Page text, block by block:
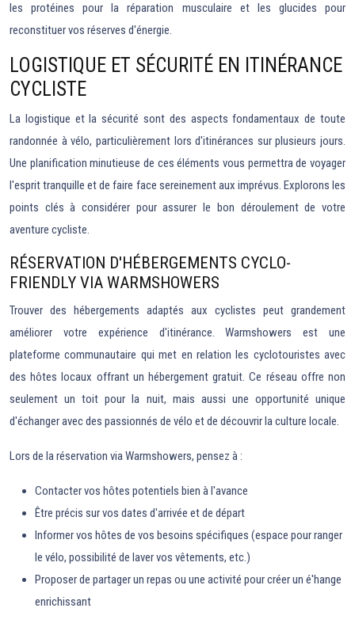
les protéines pour la réparation musculaire et les glucides pour
reconstituer vos réserves d'énergie.
LOGISTIQUE ET SÉCURITÉ EN ITINÉRANCE
CYCLISTE
La logistique et la sécurité sont des aspects fondamentaux de toute
randonnée à vélo, particulièrement lors d'itinérances sur plusieurs jours.
Une planification minutieuse de ces éléments vous permettra de voyager
l'esprit tranquille et de faire face sereinement aux imprévus. Explorons les
points clés à considérer pour assurer le bon déroulement de votre
aventure cycliste.
RÉSERVATION D'HÉBERGEMENTS CYCLO-
FRIENDLY VIA WARMSHOWERS
Trouver des hébergements adaptés aux cyclistes peut grandement
améliorer votre expérience d'itinérance. Warmshowers est une
plateforme communautaire qui met en relation les cyclotouristes avec
des hôtes locaux offrant un hébergement gratuit. Ce réseau offre non
seulement un toit pour la nuit, mais aussi une opportunité unique
d'échanger avec des passionnés de vélo et de découvrir la culture locale.
Lors de la réservation via Warmshowers, pensez à :
Contacter vos hôtes potentiels bien à l'avance
Être précis sur vos dates d'arrivée et de départ
Informer vos hôtes de vos besoins spécifiques (espace pour ranger
le vélo, possibilité de laver vos vêtements, etc.)
Proposer de partager un repas ou une activité pour créer un é'hange
enrichissant